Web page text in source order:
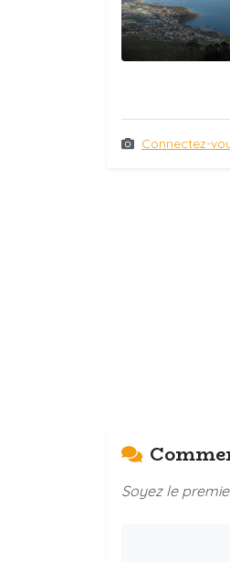
Connectez-
Soyez le